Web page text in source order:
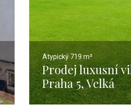
Atypický719 m²
Prodej luxusní
Praha 5, Velká
Chuchle - 674